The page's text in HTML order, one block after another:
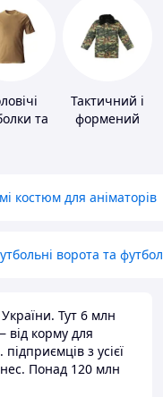
та
Тактичний і
формений
костюм для аніматорів
ворота та
Тут 6 млн
від корму для
з усієї
Понад 120 млн